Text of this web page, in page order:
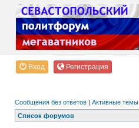
Вход Регистрация
Сообщения без ответов | Активные темы
Список форумов